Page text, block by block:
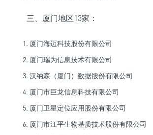
三、厦门地区13家：
厦门海迈科技股份有限公司
厦门瑞为信息技术有限公司
汉纳森（厦门）数据股份有限公司
厦门市巨龙信息科技有限公司
厦门卫星定位应用股份有限公司
厦门市江平生物基质技术股份有限公司